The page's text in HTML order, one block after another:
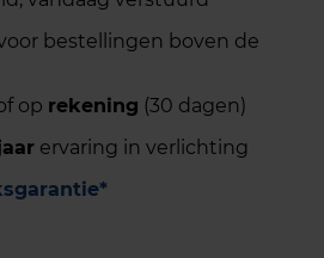
bestellingen boven de
op rekening (30 dagen)
ervaring in verlichting